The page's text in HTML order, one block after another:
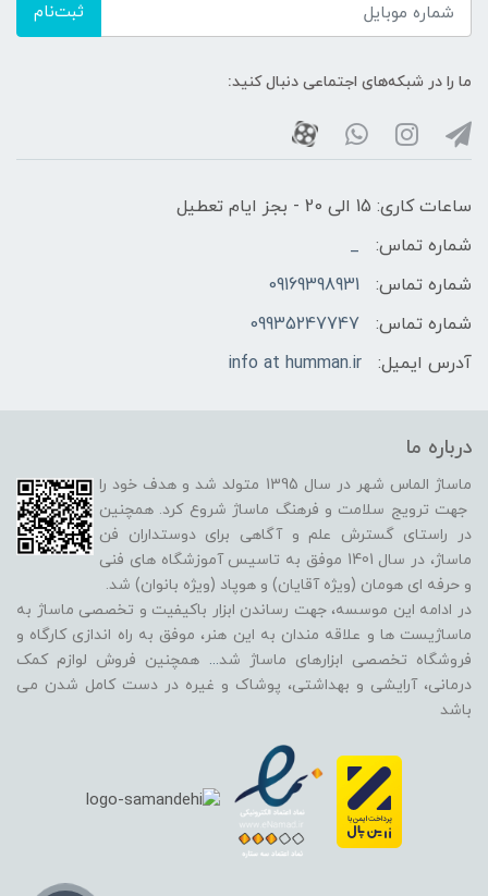
ثبت‌نام
ما را در شبکه‌های اجتماعی دنبال کنید:
ساعات کاری: 15 الی 20 - بجز ایام تعطیل
شماره تماس:
_
شماره تماس:
09169398931
شماره تماس:
09935247747
آدرس ایمیل:
info at humman.ir
درباره ما
ماساژ الماس شهر در سال 1395 متولد شد و هدف خود را
جهت ترویج سلامت و فرهنگ ماساژ شروع کرد. همچنین
در راستای گسترش علم و آگاهی برای دوستداران فن
ماساژ، در سال 1401 موفق به تاسیس آموزشگاه های فنی
و حرفه ای هومان (ویژه آقایان) و هوپاد (ویژه بانوان) شد.
در ادامه این موسسه، جهت رساندن ابزار باکیفیت و تخصصی ماساژ به
ماساژیست ها و علاقه مندان به این هنر، موفق به راه اندازی کارگاه و
فروشگاه تخصصی ابزارهای ماساژ شد... همچنین فروش لوازم کمک
درمانی، آرایشی و بهداشتی، پوشاک و غیره در دست کامل شدن می
باشد